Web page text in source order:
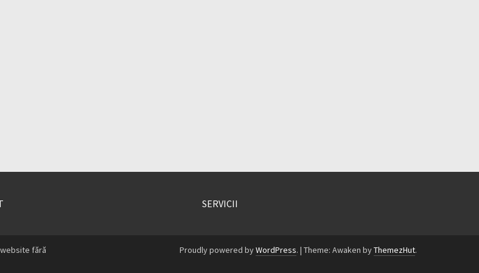
SERVICII
fără
Proudly powered byWordPress. | Theme: Awaken byThemezHut.